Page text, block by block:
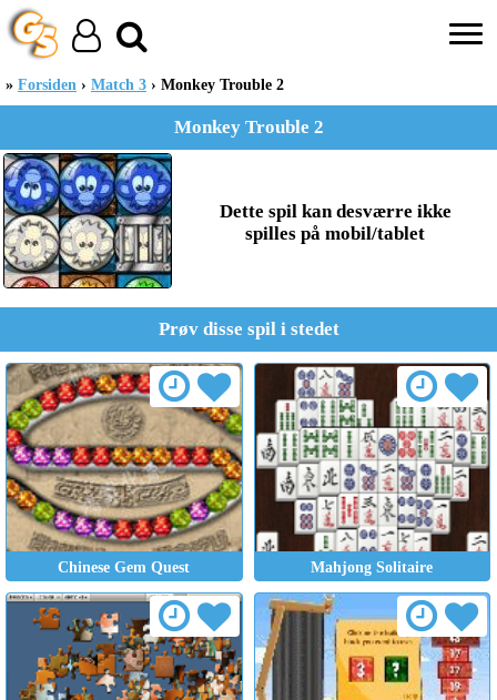
Forsiden Match 3 Monkey Trouble 2
Monkey Trouble 2
Dette spil kan desværre ikke
spilles på mobil/tablet
Prøv disse spil i stedet
Chinese Gem Quest Mahjong Solitaire